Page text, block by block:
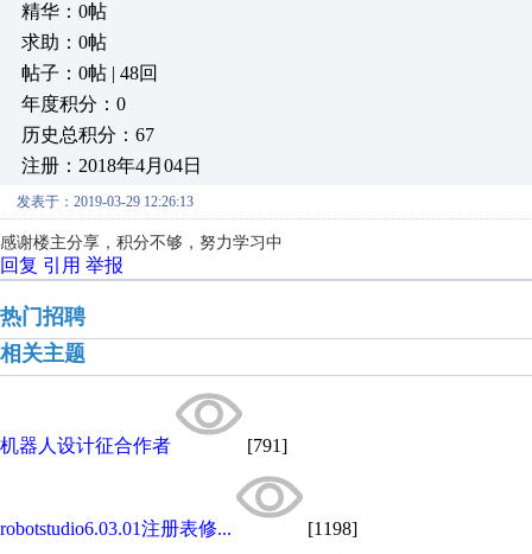
精华：0帖
求助：0帖
帖子：0帖 | 48回
年度积分：0
历史总积分：67
注册：2018年4月04日
发表于：2019-03-29 12:26:13
感谢楼主分享，积分不够，努力学习中
回复 引用 举报
热门招聘
相关主题
机器人设计征合作者 [791]
robotstudio6.03.01注册表修... [1198]